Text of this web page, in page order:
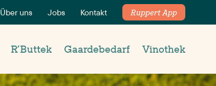
Über uns Jobs Kontakt Ruppert App
R’Buttek Gaardebedarf Vinothek